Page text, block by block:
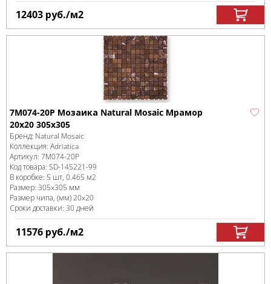
12403 руб./м2
7M074-20P Мозаика Natural Mosaic Мрамор
20x20 305х305
Бренд: Natural Mosaic
Коллекция: Adriatica
Артикул: 7M074-20P
Код товара: SD-145221-99
В коробке: 5 шт, 0.465 м2
Размер: 305x305 мм
Размер чипа, (мм)20x20
Сроки доставки: 30 дней
11576 руб./м2